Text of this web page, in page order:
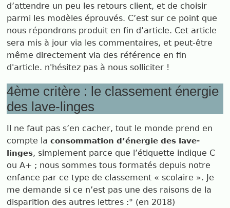
d’attendre un peu les retours client, et de choisir
parmi les modèles éprouvés. C’est sur ce point que
nous répondrons produit en fin d’article. Cet article
sera mis à jour via les commentaires, et peut-être
même directement via des référence en fin
d'article. n'hésitez pas à nous solliciter !
4ème critère : le classement énergie
des lave-linges
Il ne faut pas s’en cacher, tout le monde prend en
compte laconsommation d’énergie des lave-
linges, simplement parce que l’étiquette indique C
ou A+ ; nous sommes tous formatés depuis notre
enfance par ce type de classement « scolaire ». Je
me demande si ce n’est pas une des raisons de la
disparition des autres lettres :° (en 2018)